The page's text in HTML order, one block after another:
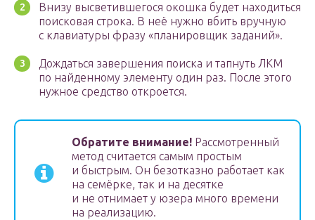
Внизу высветившегося окошка будет находиться
поисковая строка. В неё нужно вбить вручную
с клавиатуры фразу «планировщик заданий».
Дождаться завершения поиска и тапнуть ЛКМ
по найденному элементу один раз. После этого
нужное средство откроется.
Обратите внимание! Рассмотренный
метод считается самым простым
и быстрым. Он безотказно работает как
на семёрке, так и на десятке
и не отнимает у юзера много времени
на реализацию.